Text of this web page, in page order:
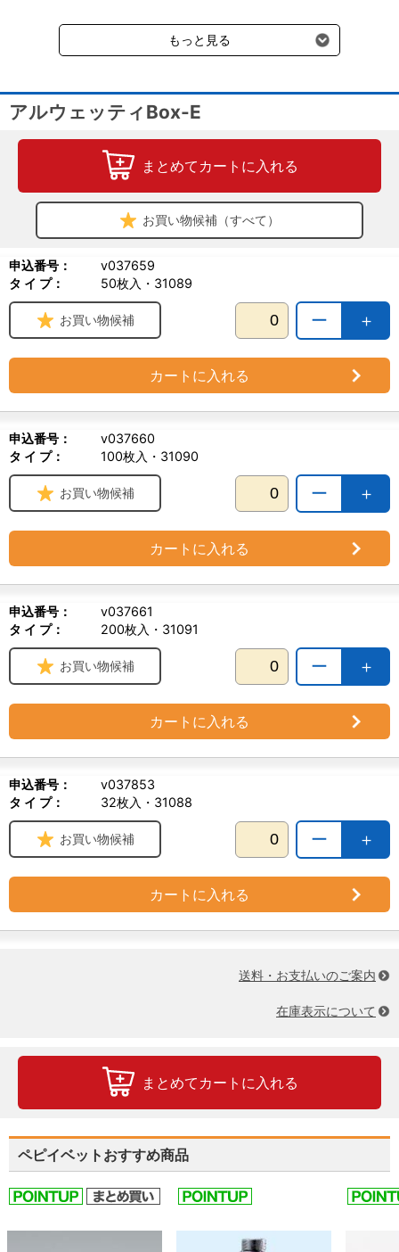
受けます。
もっと見る
アルウェッティBox-E
まとめてカートに入れる
お買い物候補（すべて）
申込番号：
v037659
タ イ プ：
50枚入・31089
＋
ー
お買い物候補
カートに入れる
申込番号：
v037660
タ イ プ：
100枚入・31090
＋
ー
お買い物候補
カートに入れる
申込番号：
v037661
タ イ プ：
200枚入・31091
＋
ー
お買い物候補
カートに入れる
申込番号：
v037853
タ イ プ：
32枚入・31088
＋
ー
お買い物候補
カートに入れる
送料・お支払いのご案内
在庫表示について
まとめてカートに入れる
ペピイベットおすすめ商品